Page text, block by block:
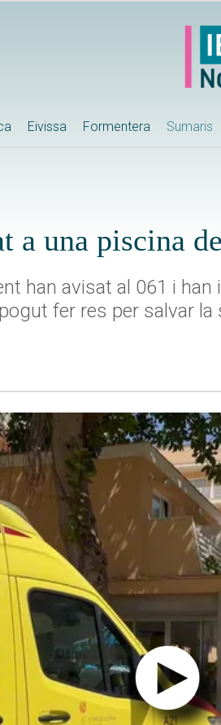
Eivissa Formentera Sumaris
a una piscina
han avisat al 061 i
fer res per salvar la